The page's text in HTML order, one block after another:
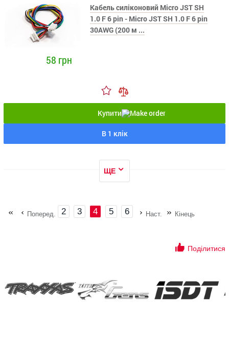
Кабель силіконовий Micro JST SH
1.0 F 6 pin - Micro JST SH 1.0 F 6 pin
30AWG (200 м ...
58 грн
Купити
В 1 клік
ЩЕ
Поперед. 2 3 4 5 6 Наст. Кінець
Поділитися